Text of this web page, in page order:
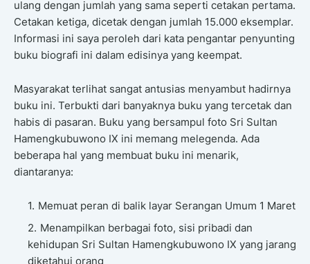
ulang dengan jumlah yang sama seperti cetakan pertama.
Cetakan ketiga, dicetak dengan jumlah 15.000 eksemplar.
Informasi ini saya peroleh dari kata pengantar penyunting
buku biografi ini dalam edisinya yang keempat.
Masyarakat terlihat sangat antusias menyambut hadirnya
buku ini. Terbukti dari banyaknya buku yang tercetak dan
habis di pasaran. Buku yang bersampul foto Sri Sultan
Hamengkubuwono IX ini memang melegenda. Ada
beberapa hal yang membuat buku ini menarik,
diantaranya:
Memuat peran di balik layar Serangan Umum 1 Maret
Menampilkan berbagai foto, sisi pribadi dan
kehidupan Sri Sultan Hamengkubuwono IX yang jarang
diketahui orang